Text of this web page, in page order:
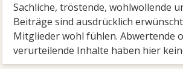
Sachliche, tröstende, wohlwollende
Beiträge sind ausdrücklich
Mitglieder wohl fühlen. Abwertende
verurteilende Inhalte haben hier